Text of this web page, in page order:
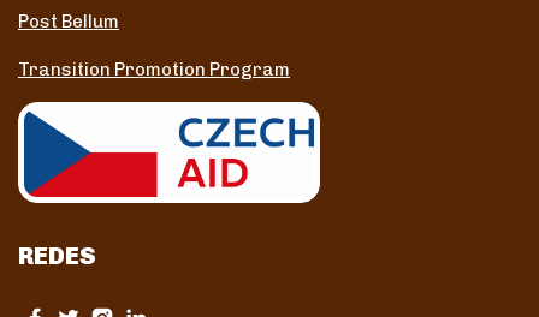
Post Bellum
Transition Promotion Program
REDES